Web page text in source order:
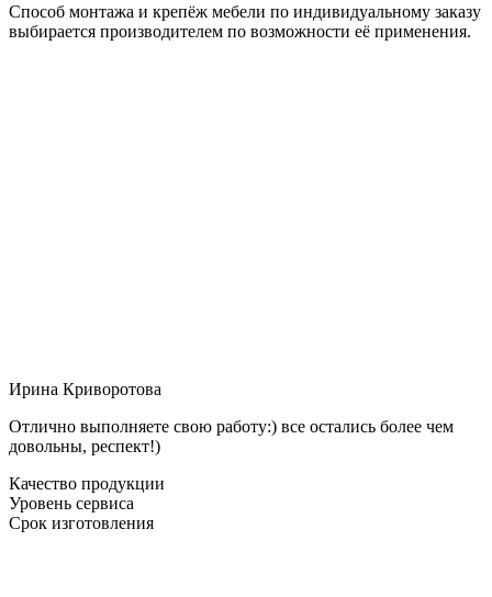
Способ монтажа и крепёж мебели по индивидуальному заказу
выбирается производителем по возможности её применения.
Ирина Криворотова
Отлично выполняете свою работу:) все остались более чем
довольны, респект!)
Качество продукции
Уровень сервиса
Срок изготовления